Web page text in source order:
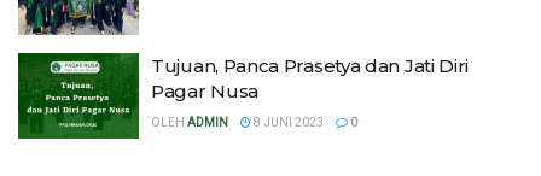
Tujuan, Panca Prasetya dan Jati Diri
Pagar Nusa
OLEH ADMIN 8 JUNI 2023 0